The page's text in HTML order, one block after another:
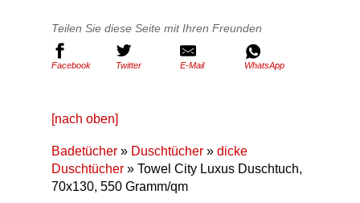
Teilen Sie diese Seite mit Ihren Freunden
Facebook Twitter E-Mail WhatsApp
[nach oben]
Badetücher » Duschtücher » dicke
Duschtücher » Towel City Luxus Duschtuch,
70x130, 550 Gramm/qm